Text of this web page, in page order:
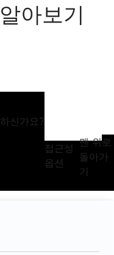
아보기
신가요?
접근성
옵션
맨 위로
돌아가
기